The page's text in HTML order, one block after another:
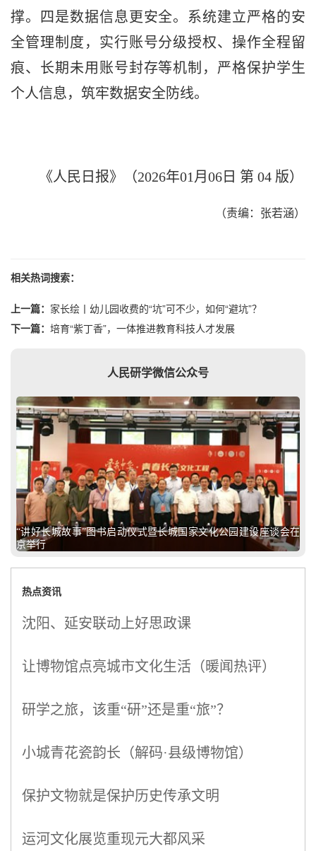
撑。四是数据信息更安全。系统建立严格的安
全管理制度，实行账号分级授权、操作全程留
痕、长期未用账号封存等机制，严格保护学生
个人信息，筑牢数据安全防线。
《人民日报》（2026年01月06日 第 04 版）
（责编：张若涵）
相关热词搜索：
上一篇： 家长绘丨幼儿园收费的“坑”可不少，如何“避坑”？
下一篇： 培育“紫丁香”，一体推进教育科技人才发展
人民研学微信公众号
“讲好长城故事”图书启动仪式暨长城国家文化公园建设座谈会在
京举行
热点资讯
沈阳、延安联动上好思政课
让博物馆点亮城市文化生活（暖闻热评）
研学之旅，该重“研”还是重“旅”？
小城青花瓷韵长（解码·县级博物馆）
保护文物就是保护历史传承文明
运河文化展览重现元大都风采